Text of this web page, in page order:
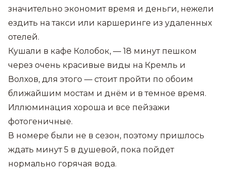
значительно экономит время и деньги, нежели
ездить на такси или каршеринге из удаленных
отелей.
Кушали в кафе Колобок, — 18 минут пешком
через очень красивые виды на Кремль и
Волхов, для этого — стоит пройти по обоим
ближайшим мостам и днём и в темное время.
Иллюминация хороша и все пейзажи
фотогеничные.
В номере были не в сезон, поэтому пришлось
ждать минут 5 в душевой, пока пойдет
нормально горячая вода.